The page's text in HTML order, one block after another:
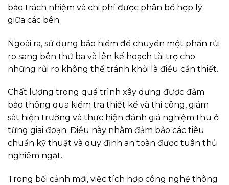
bảo trách nhiệm và chi phí được phân bổ hợp lý
giữa các bên.
Ngoài ra, sử dụng bảo hiểm để chuyển một phần rủi
ro sang bên thứ ba và lên kế hoạch tài trợ cho
những rủi ro không thể tránh khỏi là điều cần thiết.
Chất lượng trong quá trình xây dựng được đảm
bảo thông qua kiểm tra thiết kế và thi công, giám
sát hiện trường và thực hiện đánh giá nghiệm thu ở
từng giai đoạn. Điều này nhằm đảm bảo các tiêu
chuẩn kỹ thuật và quy định an toàn được tuân thủ
nghiêm ngặt.
Trong bối cảnh mới, việc tích hợp công nghệ thông